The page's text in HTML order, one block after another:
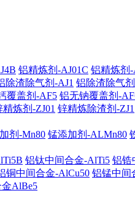
铝精炼剂-AJ01C 铝精炼剂-
除渣除气剂-AJ1 铝除渣除气
覆盖剂-AF5 铝无钠覆盖剂-
精炼剂-ZJ01 锌精炼除渣剂-ZJ1
剂-Mn80 锰添加剂-ALMn80
铝钛中间合金-AlTi5 铝锆
铜中间合金-AlCu50 铝锰中间
AlBe5